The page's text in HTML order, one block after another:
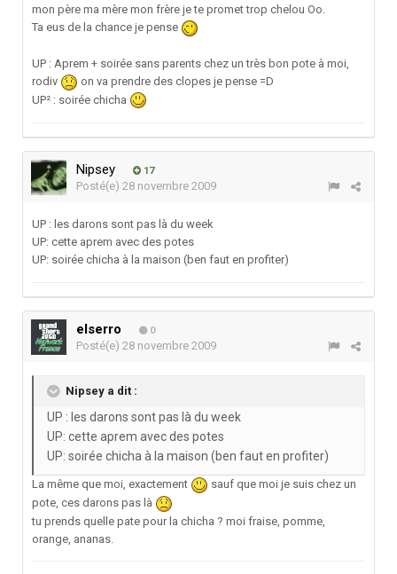
mon père ma mère mon frère je te promet trop chelou Oo.
Ta eus de la chance je pense
UP : Aprem + soirée sans parents chez un très bon pote à moi,
rodiv
on va prendre des clopes je pense =D
UP² : soirée chicha
Nipsey 17
Posté(e) 28 novembre 2009
UP : les darons sont pas là du week
UP: cette aprem avec des potes
UP: soirée chicha à la maison (ben faut en profiter)
elserro 0
Posté(e) 28 novembre 2009
Nipsey a dit :
UP : les darons sont pas là du week
UP: cette aprem avec des potes
UP: soirée chicha à la maison (ben faut en profiter)
La même que moi, exactement
sauf que moi je suis chez un
pote, ces darons pas là
tu prends quelle pate pour la chicha ? moi fraise, pomme,
orange, ananas.